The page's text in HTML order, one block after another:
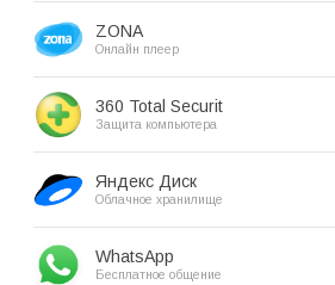
ZONA
Онлайн плеер
360 Total Securit
Защита компьютера
Яндекс Диск
Облачное хранилище
WhatsApp
Бесплатное общение